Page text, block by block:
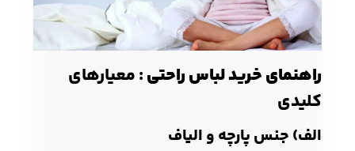
راهنمای خرید لباس راحتی: معیارهای
کلیدی
الف) جنس پارچه و الیاف